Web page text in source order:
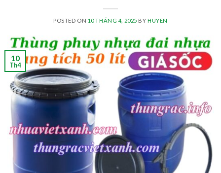
POSTED ON 10 THÁNG 4, 2025 BY HUYEN
10
Th4